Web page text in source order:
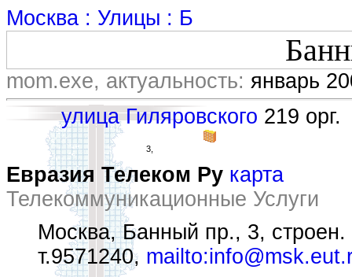
Москва : Улицы : Б
mom.exe, актуальность: январь
улица Гиляровского 219 орг.
3,
Евразия Телеком Ру карта
Телекоммуникационные Услуги
Москва, Банный пр., 3, строен.
т.9571240,